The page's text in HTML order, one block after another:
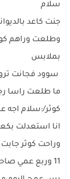
سلام
جنت كاعد
وطلعت وراهم
بملابس
سوود فجانت
ما طلعت راسا
كوثر/:سلام
انا استعدلت
وراحت كوثر
11 وربع عمي